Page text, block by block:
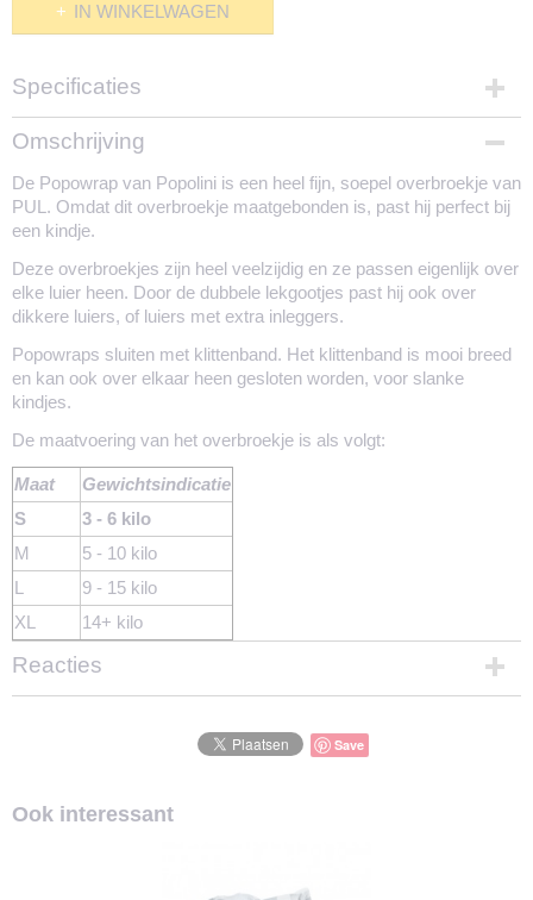
IN WINKELWAGEN
Specificaties
Productcode
1716-2046
Omschrijving
De Popowrap van Popolini is een heel fijn, soepel overbroekje van
PUL. Omdat dit overbroekje maatgebonden is, past hij perfect bij
een kindje.
Deze overbroekjes zijn heel veelzijdig en ze passen eigenlijk over
elke luier heen. Door de dubbele lekgootjes past hij ook over
dikkere luiers, of luiers met extra inleggers.
Popowraps sluiten met klittenband. Het klittenband is mooi breed
en kan ook over elkaar heen gesloten worden, voor slanke
kindjes.
De maatvoering van het overbroekje is als volgt:
Maat
Gewichtsindicatie
S
3 - 6 kilo
M
5 - 10 kilo
L
9 - 15 kilo
XL
14+ kilo
Reacties
Save
Ook interessant